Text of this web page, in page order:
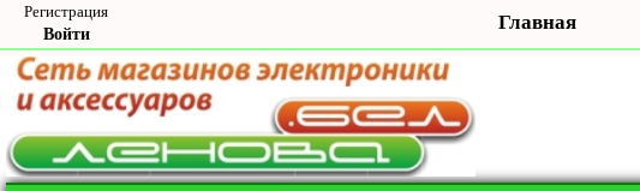
Регистрация
Войти
Главная